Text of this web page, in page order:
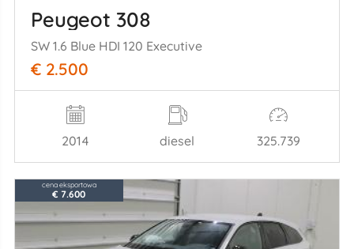
Peugeot 308
SW 1.6 Blue HDI 120 Executive
€ 2.500
2014 diesel 325.739
cena eksportowa
€ 7.600